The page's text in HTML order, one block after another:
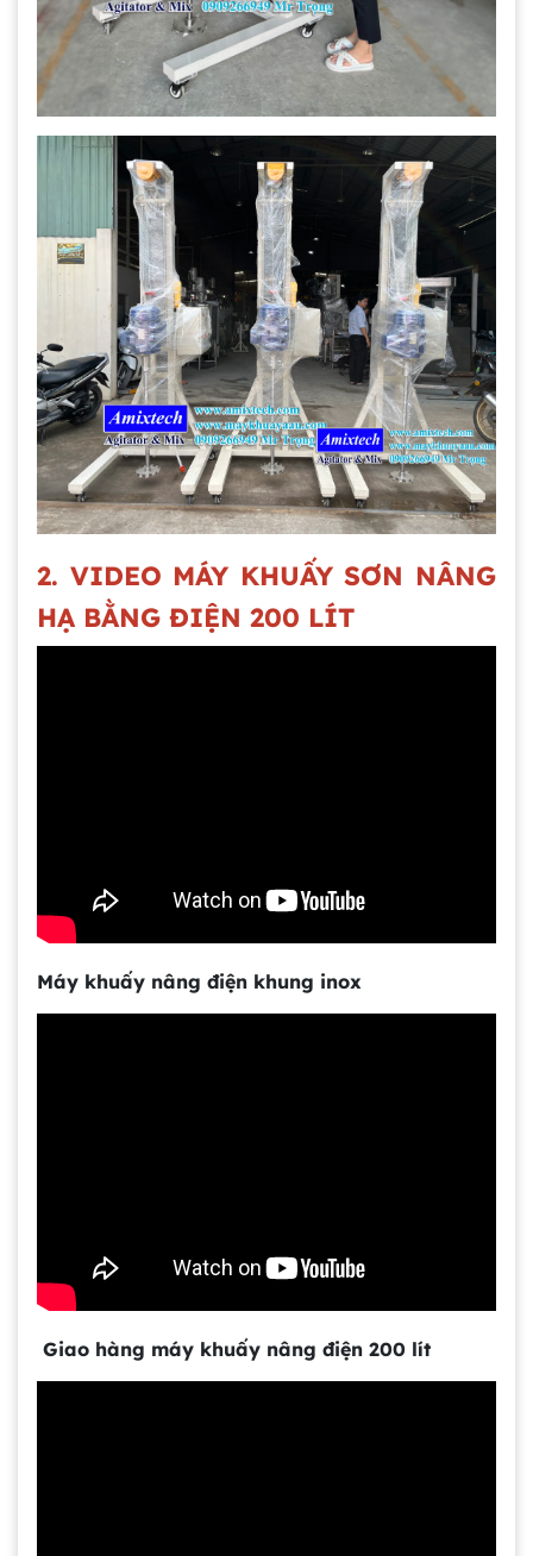
2. VIDEO MÁY KHUẤY SƠN NÂNG
HẠ BẰNG ĐIỆN 200 LÍT
Máy khuấy nâng điện khung inox
Giao hàng máy khuấy nâng điện 200 lít